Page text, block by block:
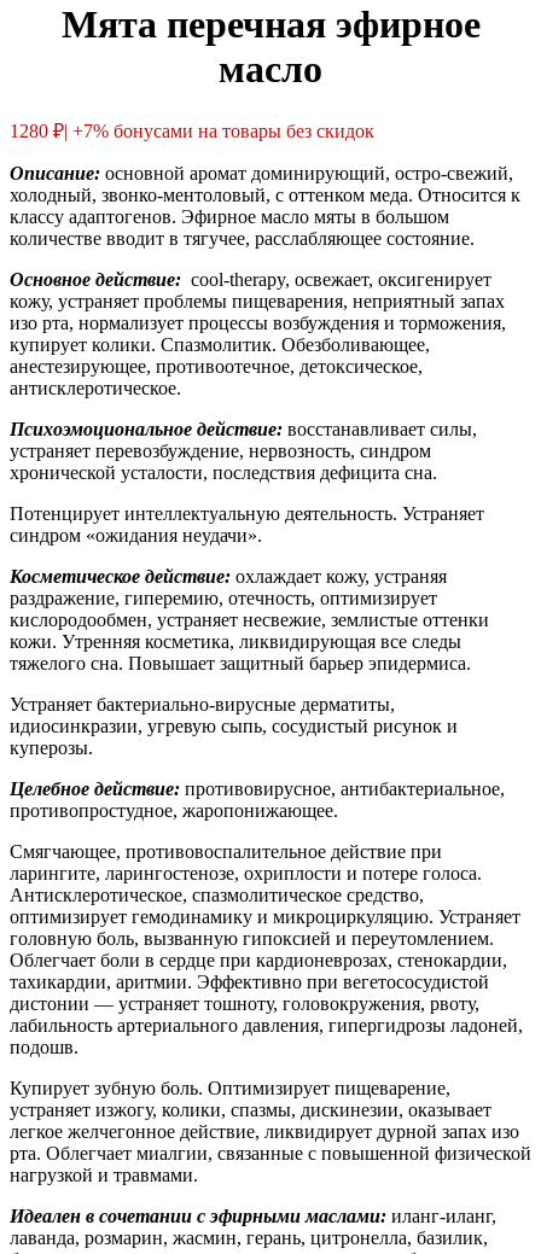
Мята перечная эфирное
масло
1280 ₽| +7% бонусами на товары без скидок
Описание: основной аромат доминирующий, остро-свежий,
холодный, звонко-ментоловый, с оттенком меда. Относится к
классу адаптогенов. Эфирное масло мяты в большом
количестве вводит в тягучее, расслабляющее состояние.
Основное действие: cool-therapy, освежает, оксигенирует
кожу, устраняет проблемы пищеварения, неприятный запах
изо рта, нормализует процессы возбуждения и торможения,
купирует колики. Спазмолитик. Обезболивающее,
анестезирующее, противоотечное, детоксическое,
антисклеротическое.
Психоэмоциональное действие: восстанавливает силы,
устраняет перевозбуждение, нервозность, синдром
хронической усталости, последствия дефицита сна.
Потенцирует интеллектуальную деятельность. Устраняет
синдром «ожидания неудачи».
Косметическое действие: охлаждает кожу, устраняя
раздражение, гиперемию, отечность, оптимизирует
кислородообмен, устраняет несвежие, землистые оттенки
кожи. Утренняя косметика, ликвидирующая все следы
тяжелого сна. Повышает защитный барьер эпидермиса.
Устраняет бактериально-вирусные дерматиты,
идиосинкразии, угревую сыпь, сосудистый рисунок и
куперозы.
Целебное действие: противовирусное, антибактериальное,
противопростудное, жаропонижающее.
Смягчающее, противовоспалительное действие при
ларингите, ларингостенозе, охриплости и потере голоса.
Антисклеротическое, спазмолитическое средство,
оптимизирует гемодинамику и микроциркуляцию. Устраняет
головную боль, вызванную гипоксией и переутомлением.
Облегчает боли в сердце при кардионеврозах, стенокардии,
тахикардии, аритмии. Эффективно при вегетососудистой
дистонии — устраняет тошноту, головокружения, рвоту,
лабильность артериального давления, гипергидрозы ладоней,
подошв.
Купирует зубную боль. Оптимизирует пищеварение,
устраняет изжогу, колики, спазмы, дискинезии, оказывает
легкое желчегонное действие, ликвидирует дурной запах изо
рта. Облегчает миалгии, связанные с повышенной физической
нагрузкой и травмами.
Идеален в сочетании с эфирными маслами: иланг-иланг,
лаванда, розмарин, жасмин, герань, цитронелла, базилик,